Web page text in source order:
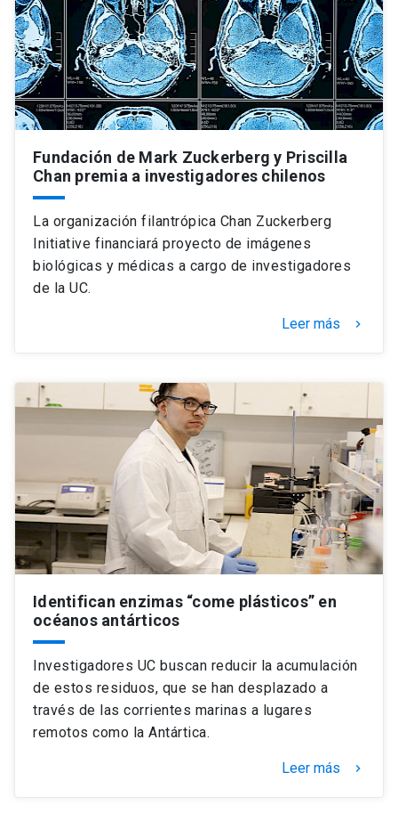
Fundación de Mark Zuckerberg y Priscilla
Chan premia a investigadores chilenos
La organización filantrópica Chan Zuckerberg
Initiative financiará proyecto de imágenes
biológicas y médicas a cargo de investigadores
de la UC.
Leer más keyboard_arrow_right
Identifican enzimas “come plásticos” en
océanos antárticos
Investigadores UC buscan reducir la acumulación
de estos residuos, que se han desplazado a
través de las corrientes marinas a lugares
remotos como la Antártica.
Leer más keyboard_arrow_right